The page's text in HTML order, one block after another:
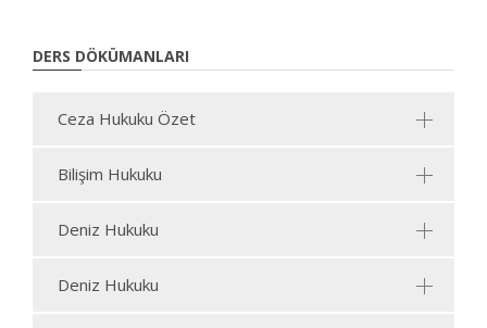
DERS DÖKÜMANLARI
Ceza Hukuku Özet
Bilişim Hukuku
Deniz Hukuku
Deniz Hukuku